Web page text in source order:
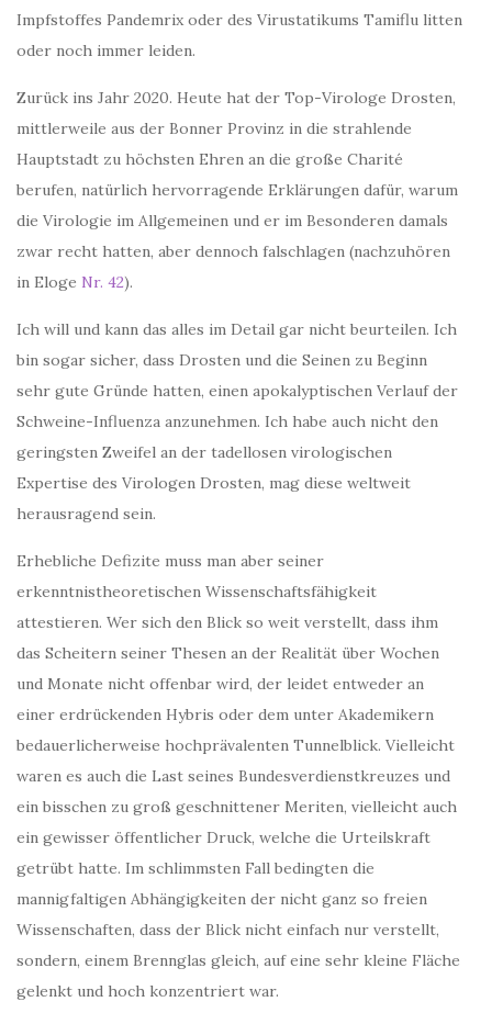
Impfstoffes Pandemrix oder des Virustatikums Tamiflu litten
oder noch immer leiden.
Zurück ins Jahr 2020. Heute hat der Top-Virologe Drosten,
mittlerweile aus der Bonner Provinz in die strahlende
Hauptstadt zu höchsten Ehren an die große Charité
berufen, natürlich hervorragende Erklärungen dafür, warum
die Virologie im Allgemeinen und er im Besonderen damals
zwar recht hatten, aber dennoch falschlagen (nachzuhören
in Eloge Nr. 42).
Ich will und kann das alles im Detail gar nicht beurteilen. Ich
bin sogar sicher, dass Drosten und die Seinen zu Beginn
sehr gute Gründe hatten, einen apokalyptischen Verlauf der
Schweine-Influenza anzunehmen. Ich habe auch nicht den
geringsten Zweifel an der tadellosen virologischen
Expertise des Virologen Drosten, mag diese weltweit
herausragend sein.
Erhebliche Defizite muss man aber seiner
erkenntnistheoretischen Wissenschaftsfähigkeit
attestieren. Wer sich den Blick so weit verstellt, dass ihm
das Scheitern seiner Thesen an der Realität über Wochen
und Monate nicht offenbar wird, der leidet entweder an
einer erdrückenden Hybris oder dem unter Akademikern
bedauerlicherweise hochprävalenten Tunnelblick. Vielleicht
waren es auch die Last seines Bundesverdienstkreuzes und
ein bisschen zu groß geschnittener Meriten, vielleicht auch
ein gewisser öffentlicher Druck, welche die Urteilskraft
getrübt hatte. Im schlimmsten Fall bedingten die
mannigfaltigen Abhängigkeiten der nicht ganz so freien
Wissenschaften, dass der Blick nicht einfach nur verstellt,
sondern, einem Brennglas gleich, auf eine sehr kleine Fläche
gelenkt und hoch konzentriert war.